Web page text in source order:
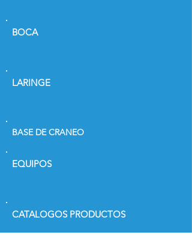
BOCA
LARINGE
BASE DE CRANEO
EQUIPOS
CATALOGOS PRODUCTOS